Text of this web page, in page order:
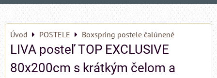
Úvod POSTELE Boxspring postele čalúnené
LIVA posteľ TOP EXCLUSIVE
80x200cm s krátkým čelom a